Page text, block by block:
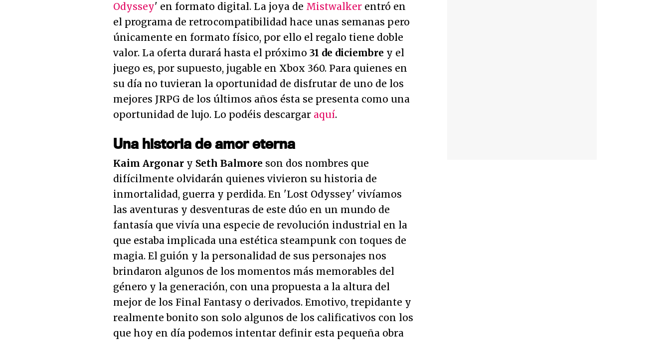
Odyssey' en formato digital. La joya de Mistwalker entró en
el programa de retrocompatibilidad hace unas semanas pero
únicamente en formato físico, por ello el regalo tiene doble
valor. La oferta durará hasta el próximo 31 de diciembre y el
juego es, por supuesto, jugable en Xbox 360. Para quienes en
su día no tuvieran la oportunidad de disfrutar de uno de los
mejores JRPG de los últimos años ésta se presenta como una
oportunidad de lujo. Lo podéis descargar aquí.
Una historia de amor eterna
Kaim Argonar y Seth Balmore son dos nombres que
difícilmente olvidarán quienes vivieron su historia de
inmortalidad, guerra y perdida. En 'Lost Odyssey' vivíamos
las aventuras y desventuras de este dúo en un mundo de
fantasía que vivía una especie de revolución industrial en la
que estaba implicada una estética steampunk con toques de
magia. El guión y la personalidad de sus personajes nos
brindaron algunos de los momentos más memorables del
género y la generación, con una propuesta a la altura del
mejor de los Final Fantasy o derivados. Emotivo, trepidante y
realmente bonito son solo algunos de los calificativos con los
que hoy en día podemos intentar definir esta pequeña obra